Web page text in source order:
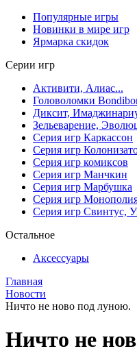
Популярные игры
Новинки в мире игр
Ярмарка скидок
Серии игр
Активити, Алиас...
Головоломки
Диксит,
Зельеварение,
Серия игр Каркассон
Серия игр
Серия игр комиксов
Серия игр Манчкин
Серия игр Марбушка
Серия игр
Серия игр Свинтус,
Остальное
Аксессуары
Главная
Новости
Ничто не ново под луною.
Ничто не